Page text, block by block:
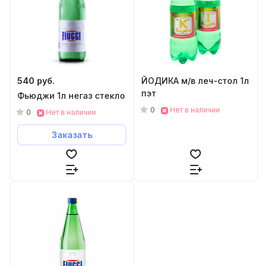
540 руб.
Фьюджи 1л негаз стекло
0 Нет в наличии
Заказать
ЙОДИКА м/в леч-стол 1л
пэт
0 Нет в наличии